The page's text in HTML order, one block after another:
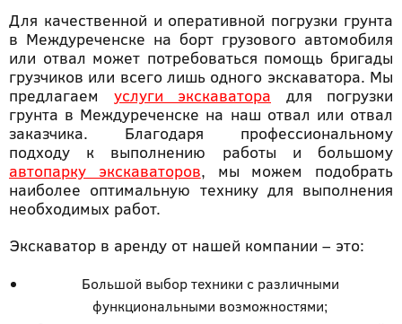
Для качественной и оперативной погрузки грунта
в Междуреченске на борт грузового автомобиля
или отвал может потребоваться помощь бригады
грузчиков или всего лишь одного экскаватора. Мы
предлагаем услуги экскаватора для погрузки
грунта в Междуреченске на наш отвал или отвал
заказчика. Благодаря профессиональному
подходу к выполнению работы и большому
автопарку экскаваторов, мы можем подобрать
наиболее оптимальную технику для выполнения
необходимых работ.
Экскаватор в аренду от нашей компании – это:
Большой выбор техники с различными
функциональными возможностями;